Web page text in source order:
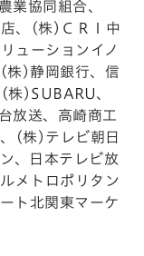
業協同組合、
、(株)ＣＲＩ中
ューションイノ
株)静岡銀行、信
)SUBARU、
放送、高崎商工
(株)テレビ朝日
、日本テレビ放
メトロポリタン
ト北関東マーケ